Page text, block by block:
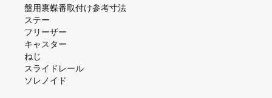
盤⽤裏蝶番取付け参考⼨法
ステー
フリーザー
キャスター
ねじ
スライドレール
ソレノイド